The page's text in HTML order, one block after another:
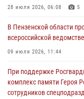
Росгвардия обеспечила
В Пензе сотрудники
дома
03 августа 2026, 05:59
28 июля 2026, 06:08 5
В Пензенской области
всероссийской
09 июля 2026, 11:44
При поддержке
комплекс памяти Героя
сотрудников